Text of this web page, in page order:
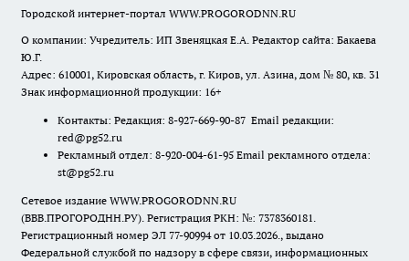
Городской интернет-портал WWW.PROGORODNN.RU
О компании: Учредитель: ИП Звеняцкая Е.А. Редактор сайта: Бакаева
Ю.Г.
Адрес: 610001, Кировская область, г. Киров, ул. Азина, дом № 80, кв. 31
Знак информационной продукции: 16+
Контакты: Редакция: 8-927-669-90-87 Email редакции:
red@pg52.ru
Рекламный отдел: 8-920-004-61-95 Email рекламного отдела:
st@pg52.ru
Сетевое издание WWW.PROGORODNN.RU
(ВВВ.ПРОГОРОДНН.РУ). Регистрация РКН: №: 7378360181.
Регистрационный номер ЭЛ 77-90994 от 10.03.2026., выдано
Федеральной службой по надзору в сфере связи, информационных